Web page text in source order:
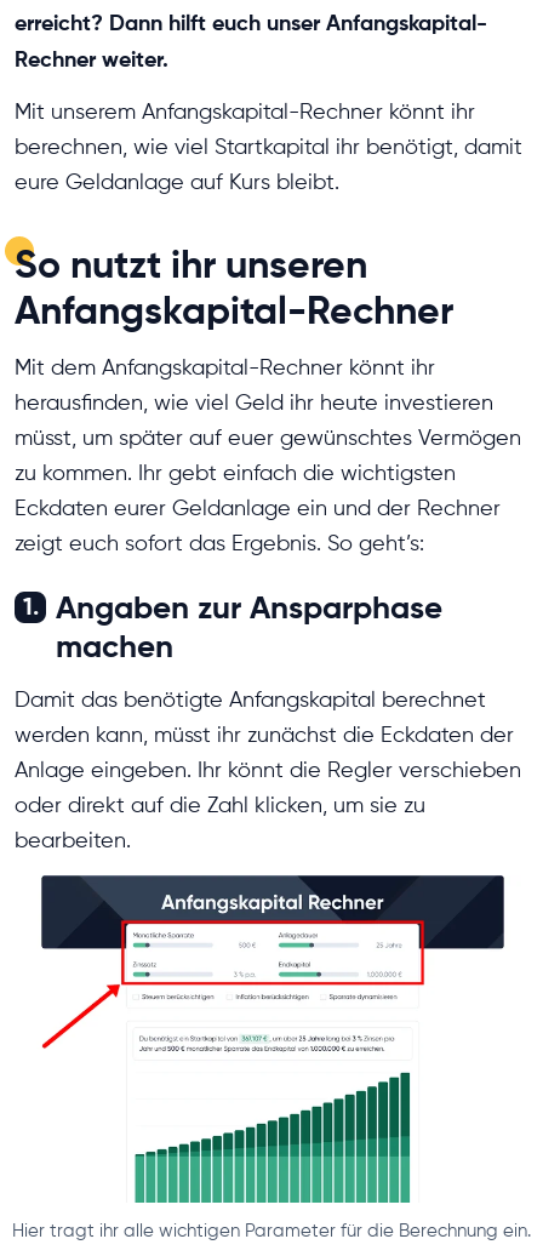
erreicht? Dann hilft euch unser Anfangskapital-
Rechner weiter.
Mit unserem Anfangskapital-Rechner könnt ihr
berechnen, wie viel Startkapital ihr benötigt, damit
eure Geldanlage auf Kurs bleibt.
So nutzt ihr unseren
Anfangskapital-Rechner
Mit dem Anfangskapital-Rechner könnt ihr
herausfinden, wie viel Geld ihr heute investieren
müsst, um später auf euer gewünschtes Vermögen
zu kommen. Ihr gebt einfach die wichtigsten
Eckdaten eurer Geldanlage ein und der Rechner
zeigt euch sofort das Ergebnis. So geht’s:
1.
Angaben zur Ansparphase
machen
Damit das benötigte Anfangskapital berechnet
werden kann, müsst ihr zunächst die Eckdaten der
Anlage eingeben. Ihr könnt die Regler verschieben
oder direkt auf die Zahl klicken, um sie zu
bearbeiten.
Hier tragt ihr alle wichtigen Parameter für die Berechnung ein.